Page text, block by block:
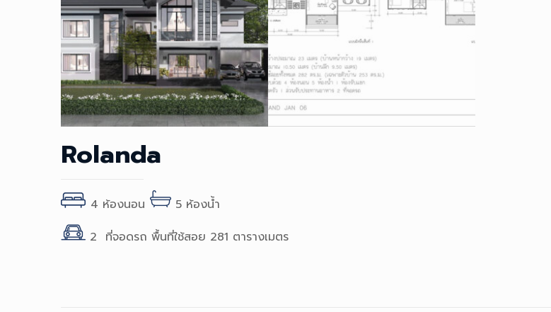
Rolanda
4 ห้องนอน
5 ห้องน้ำ
2 ที่จอดรถ พื้นที่ใช้สอย 281 ตารางเมตร